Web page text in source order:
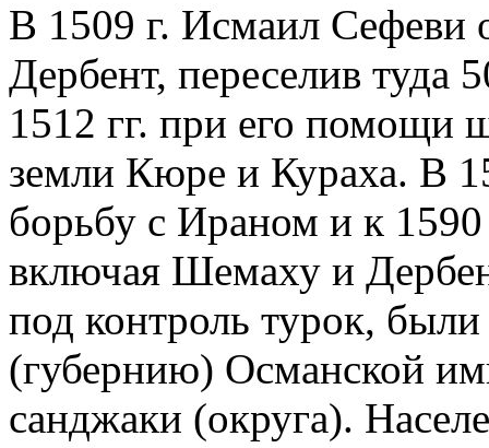
В 1509 г. Исмаил Сефеви
Дербент, переселив туда
1512 гг. при его
земли Кюре и Кураха. В
борьбу с Ираном и к 1590
включая Шемаху и
под контроль турок,
(губернию) Османской
санджаки (округа).